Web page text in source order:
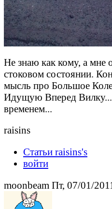
Не знаю как кому, а мне
стоковом состоянии.
мысль про Большое
Идущую Вперед
временем...
raisins
Статьи raisins's
войти
moonbeam Пт, 07/01/